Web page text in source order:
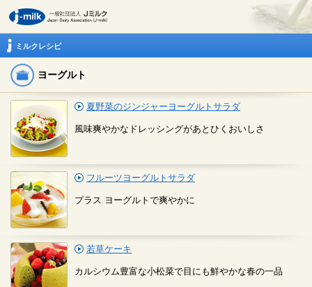
ミルクレシピ
ヨーグルト
夏野菜のジンジャーヨーグルトサラダ
風味爽やかなドレッシングがあとひくおいしさ
フルーツヨーグルトサラダ
プラス ヨーグルトで爽やかに
若草ケーキ
カルシウム豊富な小松菜で目にも鮮やかな春の一品